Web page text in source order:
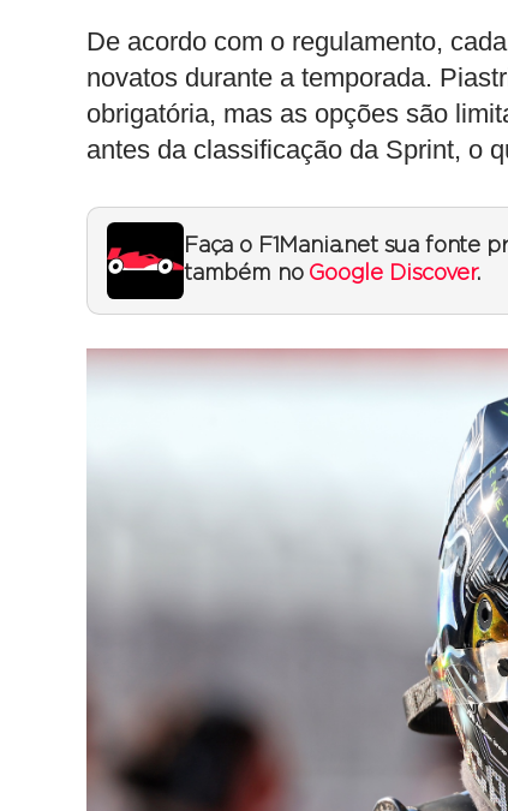
De acordo com o regulamento,
novatos durante a temporada.
obrigatória, mas as opções são
antes da classificação da Sprint, o
Faça o F1Mania.net sua fonte
também no Google Discover.